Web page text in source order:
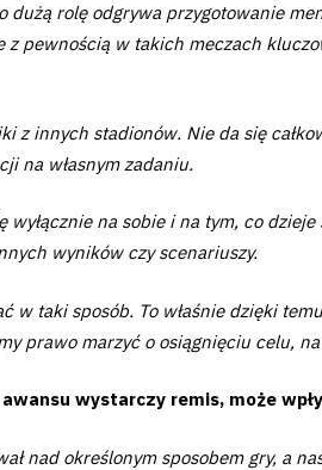
rolę odgrywa przygotowanie
pewnością w takich meczach
z innych stadionów. Nie da się
na własnym zadaniu.
na sobie i na tym, co
wyników czy scenariuszy.
taki sposób. To właśnie dzięki
prawo marzyć o osiągnięciu celu,
wystarczy remis, może
nad określonym sposobem gry, a